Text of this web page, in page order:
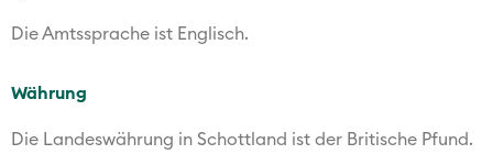
Die Amtssprache ist Englisch.
Währung
Die Landeswährung in Schottland ist der Britische Pfund.